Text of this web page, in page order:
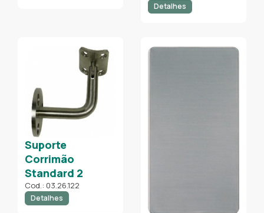
Detalhes
Suporte
Corrimão
Standard 2
Cod.: 03.26.122
Detalhes